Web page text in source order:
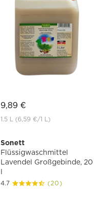
9,89 €
1.5 L (6,59 €/1 L)
Sonett
Flüssigwaschmittel
Lavendel Großgebinde, 20
l
4.7 (20)